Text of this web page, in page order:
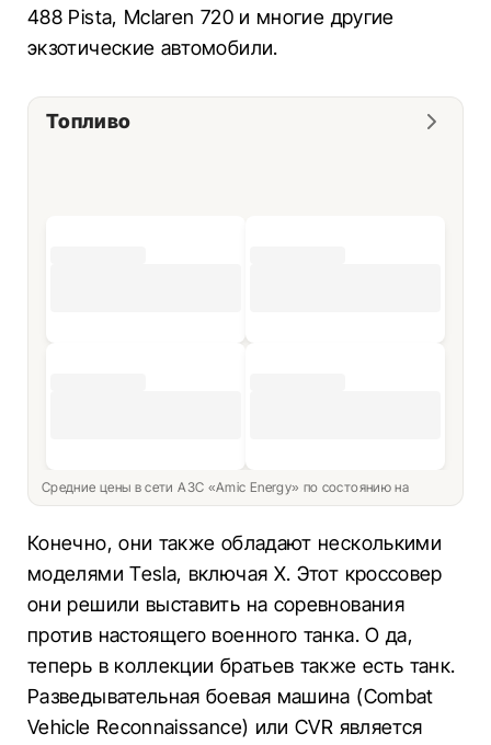
488 Pista, Mclaren 720 и многие другие
экзотические автомобили.
Топливо
Средние цены в сети АЗС «Amic Energy» по состоянию на
Конечно, они также обладают несколькими
моделями Tesla, включая X. Этот кроссовер
они решили выставить на соревнования
против настоящего военного танка. О да,
теперь в коллекции братьев также есть танк.
Разведывательная боевая машина (Combat
Vehicle Reconnaissance) или CVR является